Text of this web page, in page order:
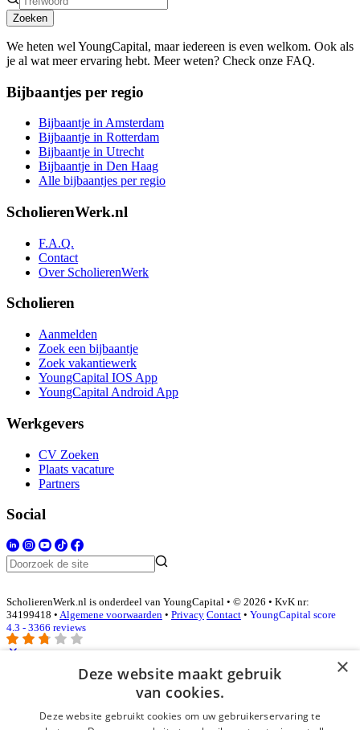
Zoeken
We heten wel YoungCapital, maar iedereen is even welkom. Ook als
je al wat meer ervaring hebt. Meer weten? Check onze FAQ.
Bijbaantjes per regio
Bijbaantje in Amsterdam
Bijbaantje in Rotterdam
Bijbaantje in Utrecht
Bijbaantje in Den Haag
Alle bijbaantjes per regio
ScholierenWerk.nl
F.A.Q.
Contact
Over ScholierenWerk
Scholieren
Aanmelden
Zoek een bijbaantje
Zoek vakantiewerk
YoungCapital IOS App
YoungCapital Android App
Werkgevers
CV Zoeken
Plaats vacature
Partners
Social
ScholierenWerk.nl is onderdeel van YoungCapital • © 2026 • KvK nr:
34199418 • Algemene voorwaarden • Privacy Contact • YoungCapital score
4.3 - 3366 reviews
Inloggen als bedrijf
E-mail*
×
Deze website maakt gebruik
van cookies.
Deze website gebruikt cookies om uw gebruikerservaring te